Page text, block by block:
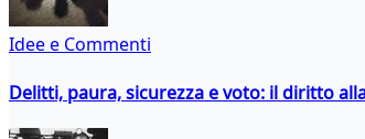
Idee e Commenti
Delitti, paura, sicurezza e voto: il diritto